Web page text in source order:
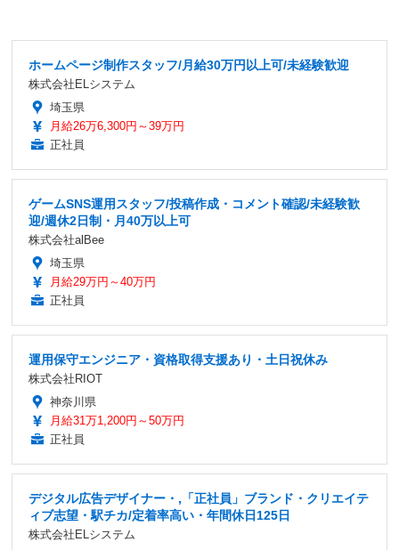
ホームページ制作スタッフ/月給30万円以上可/未経験歓迎
株式会社ELシステム
埼玉県
月給26万6,300円～39万円
正社員
ゲームSNS運用スタッフ/投稿作成・コメント確認/未経験歓
迎/週休2日制・月40万以上可
株式会社alBee
埼玉県
月給29万円～40万円
正社員
運用保守エンジニア・資格取得支援あり・土日祝休み
株式会社RIOT
神奈川県
月給31万1,200円～50万円
正社員
デジタル広告デザイナー・,「正社員」ブランド・クリエイテ
ィブ志望・駅チカ/定着率高い・年間休日125日
株式会社ELシステム